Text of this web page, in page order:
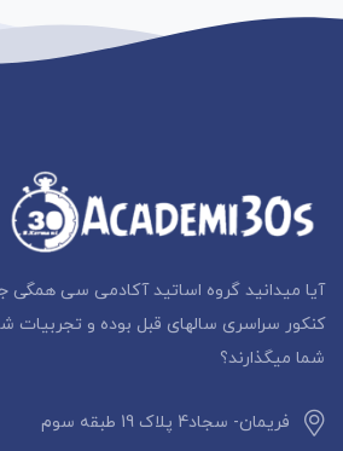
آیا میدانید گروه اساتید آکادمی سی همگی
کنکور سراسری سالهای قبل بوده و تجربیات
شما میگذارند؟
فریمان- سجاد4 پلاک 19 طبقه سوم